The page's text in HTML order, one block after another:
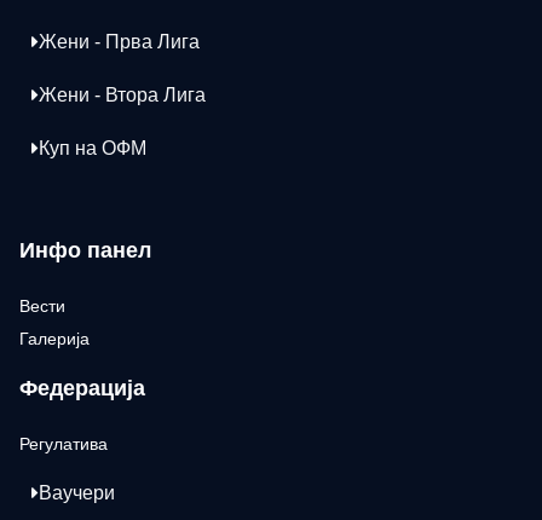
Жени - Прва Лига
Жени - Втора Лига
Куп на ОФМ
Инфо панел
Вести
Галерија
Федерација
Регулатива
Ваучери